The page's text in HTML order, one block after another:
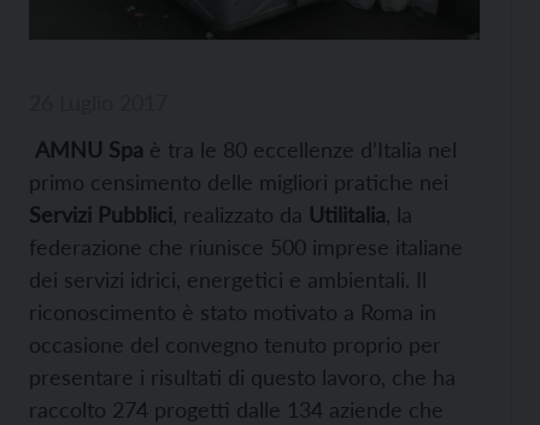
AMNU Spa è tra le 80 eccellenze d’Italia nel
primo censimento delle migliori pratiche nei
Servizi Pubblici , realizzato da Utilitalia , la
federazione che riunisce 500 imprese italiane
dei servizi idrici, energetici e ambientali. Il
riconoscimento è stato motivato a Roma in
occasione del convegno tenuto proprio per
presentare i risultati di questo lavoro, che ha
raccolto 274 progetti dalle 134 aziende che